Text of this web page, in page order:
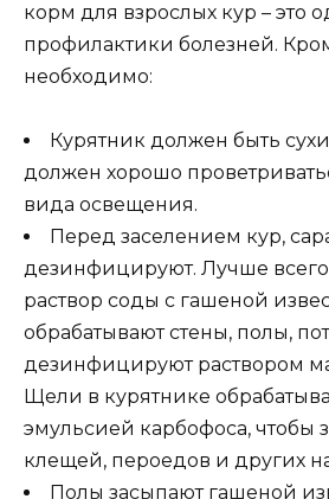
корм для взрослых кур – это
профилактики болезней.
необходимо:
Курятник должен быть
должен хорошо
вида освещения.
Перед заселением кур,
дезинфицируют. Лучше всего
раствор соды с гашеной
обрабатывают стены, полы,
дезинфицируют раствором
Щели в курятнике
эмульсией карбофоса, чтобы
клещей, пероедов и других
Полы засыпают гашеной